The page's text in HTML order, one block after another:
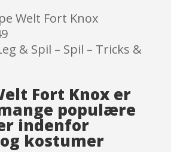
Welt Fort Knox
& Spil – Spil – Tricks &
Fort Knox er
populære
indenfor
kostumer